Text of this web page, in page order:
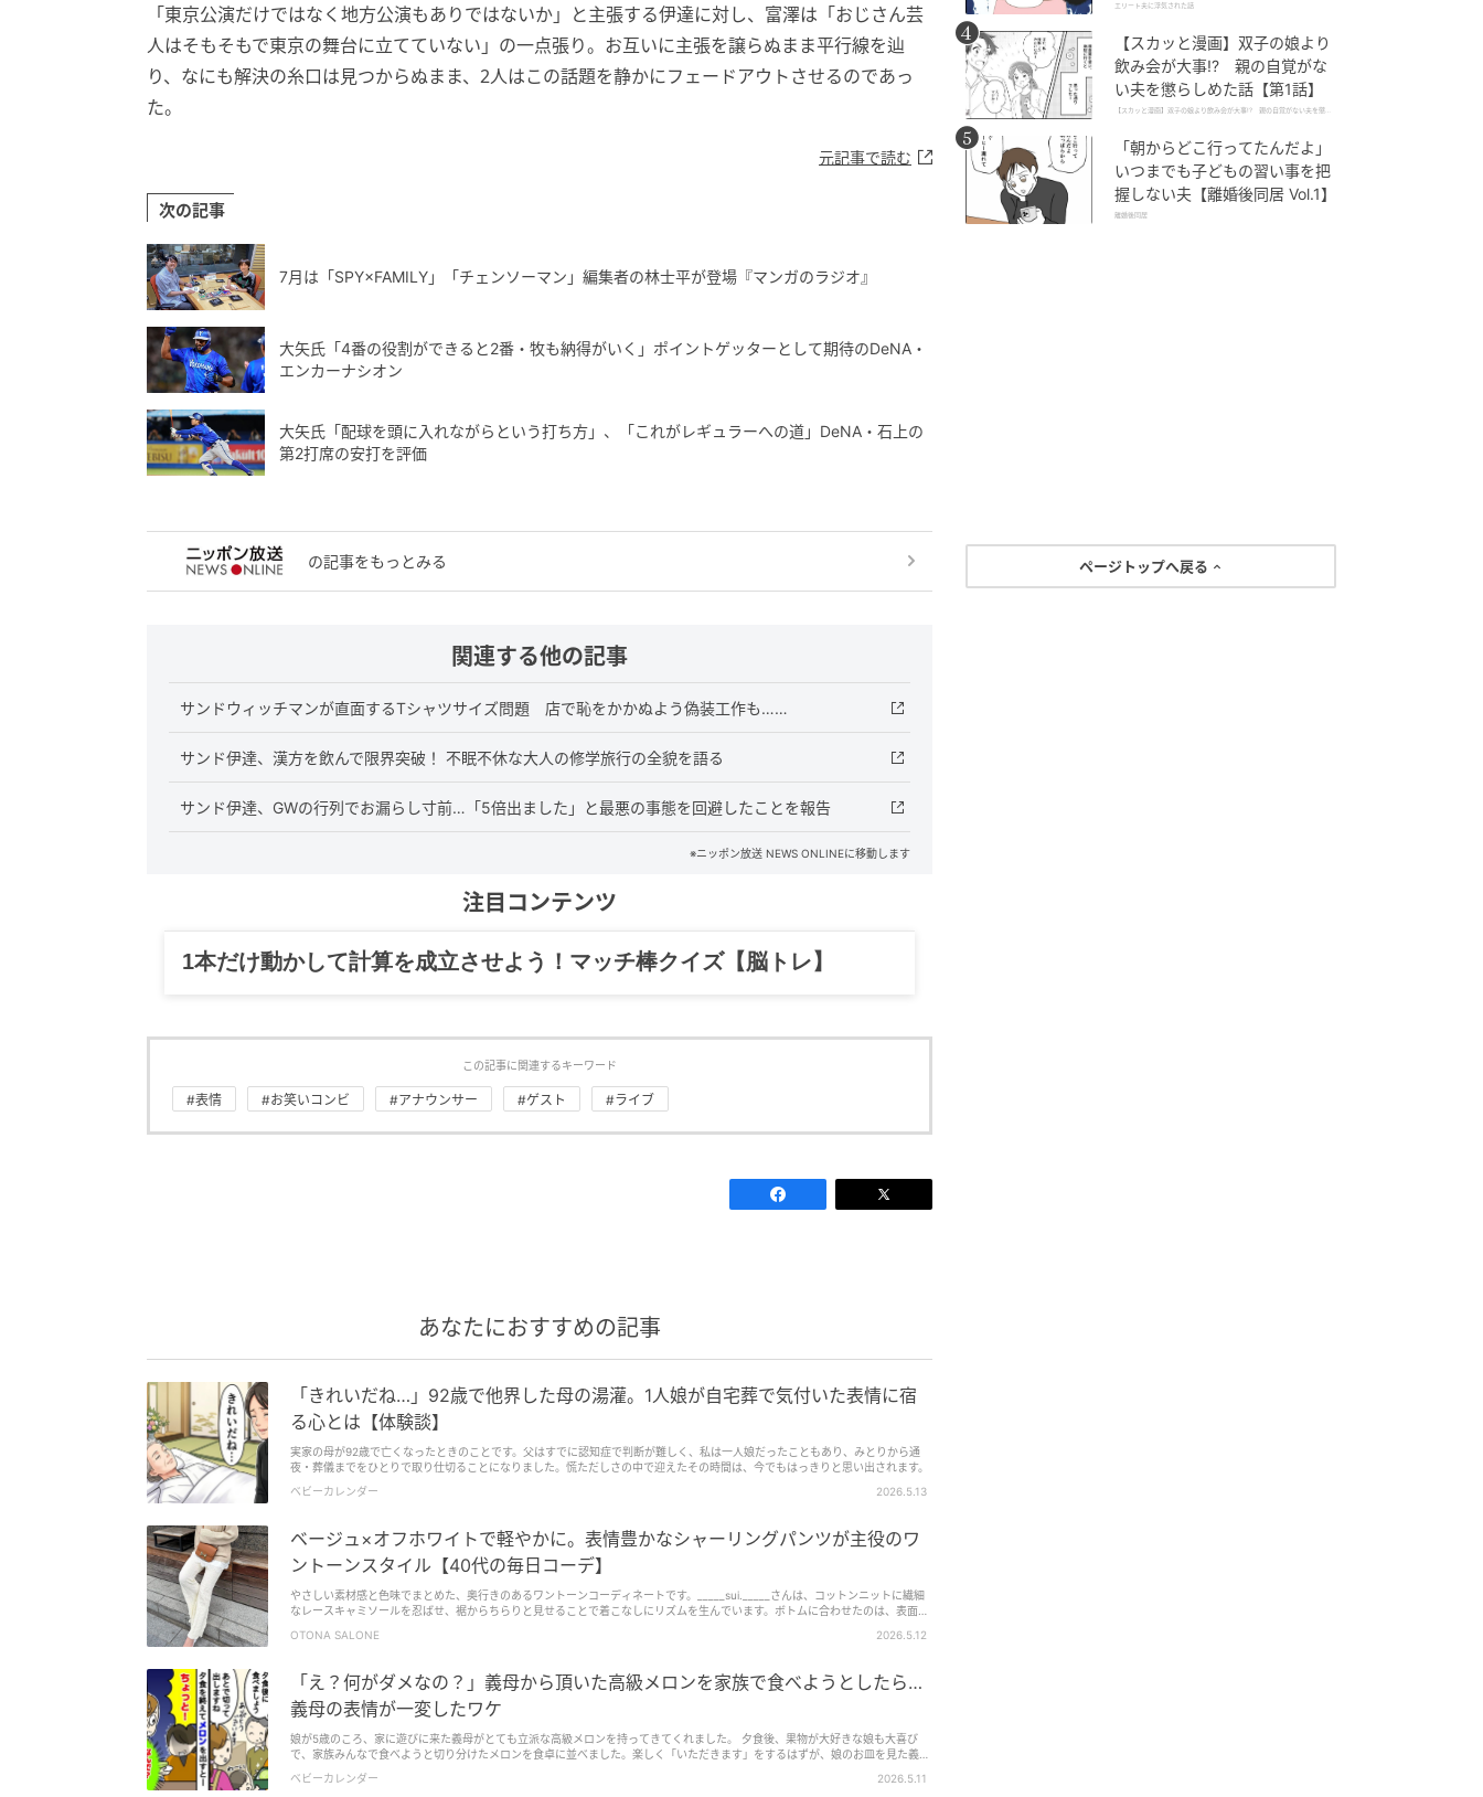
「東京公演だけではなく地方公演もありではないか」と主張する伊達に対し、富澤は「おじさん芸
人はそもそもで東京の舞台に立てていない」の一点張り。お互いに主張を譲らぬまま平行線を辿
り、なにも解決の糸口は見つからぬまま、2人はこの話題を静かにフェードアウトさせるのであっ
た。
元記事で読む
次の記事
7月は「SPY×FAMILY」「チェンソーマン」編集者の林士平が登場『マンガのラジオ』
大矢氏「4番の役割ができると2番・牧も納得がいく」ポイントゲッターとして期待のDeNA・
エンカーナシオン
大矢氏「配球を頭に入れながらという打ち方」、「これがレギュラーへの道」DeNA・石上の
第2打席の安打を評価
の記事をもっとみる
関連する他の記事
サンドウィッチマンが直面するTシャツサイズ問題 店で恥をかかぬよう偽装工作も……
サンド伊達、漢方を飲んで限界突破！ 不眠不休な大人の修学旅行の全貌を語る
サンド伊達、GWの行列でお漏らし寸前…「5倍出ました」と最悪の事態を回避したことを報告
※ニッポン放送 NEWS ONLINEに移動します
注目コンテンツ
グルメ、ギャグ、子育て、旅行記……全部、読めます。
この記事に関連するキーワード
#表情 #お笑いコンビ #アナウンサー #ゲスト #ライブ
あなたにおすすめの記事
「きれいだね…」92歳で他界した母の湯灌。1人娘が自宅葬で気付いた表情に宿
る心とは【体験談】
実家の母が92歳で亡くなったときのことです。父はすでに認知症で判断が難しく、私は一人娘だったこともあり、みとりから通
夜・葬儀までをひとりで取り仕切ることになりました。慌ただしさの中で迎えたその時間は、今でもはっきりと思い出されます。
ベビーカレンダー
2026.5.13
ベージュ×オフホワイトで軽やかに。表情豊かなシャーリングパンツが主役のワ
ントーンスタイル【40代の毎日コーデ】
やさしい素材感と色味でまとめた、奥行きのあるワントーンコーディネートです。_____sui._____さんは、コットンニットに繊細
なレースキャミソールを忍ばせ、裾からちらりと見せることで着こなしにリズムを生んでいます。ボトムに合わせたのは、表面に
OTONA SALONE 2026.5.12
「え？何がダメなの？」義母から頂いた高級メロンを家族で食べようとしたら…
義母の表情が一変したワケ
娘が5歳のころ、家に遊びに来た義母がとても立派な高級メロンを持ってきてくれました。 夕食後、果物が大好きな娘も大喜び
で、家族みんなで食べようと切り分けたメロンを食卓に並べました。楽しく「いただきます」をするはずが、娘のお皿を見た義母
ベビーカレンダー 2026.5.11
エリート夫に浮気された話
【スカッと漫画】双子の娘より
飲み会が大事!? 親の自覚がな
い夫を懲らしめた話【第1話】
【スカッと漫画】双子の娘より飲み会が大事!? 親の自覚がない夫を懲ら
「朝からどこ行ってたんだよ」
いつまでも子どもの習い事を把
握しない夫【離婚後同居 Vol.1】
離婚後同居
ページトップへ戻る